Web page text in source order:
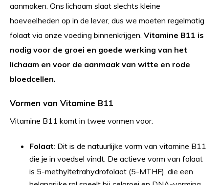
aanmaken. Ons lichaam slaat slechts kleine
hoeveelheden op in de lever, dus we moeten regelmatig
folaat via onze voeding binnenkrijgen. Vitamine B11 is
nodig voor de groei en goede werking van het
lichaam en voor de aanmaak van witte en rode
bloedcellen.
Vormen van Vitamine B11
Vitamine B11 komt in twee vormen voor:
Folaat: Dit is de natuurlijke vorm van vitamine B11
die je in voedsel vindt. De actieve vorm van folaat
is 5-methyltetrahydrofolaat (5-MTHF), die een